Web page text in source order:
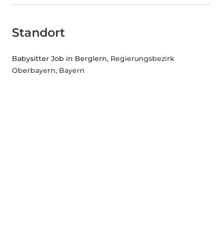
Standort
Babysitter Job in Berglern, Regierungsbezirk
Oberbayern, Bayern